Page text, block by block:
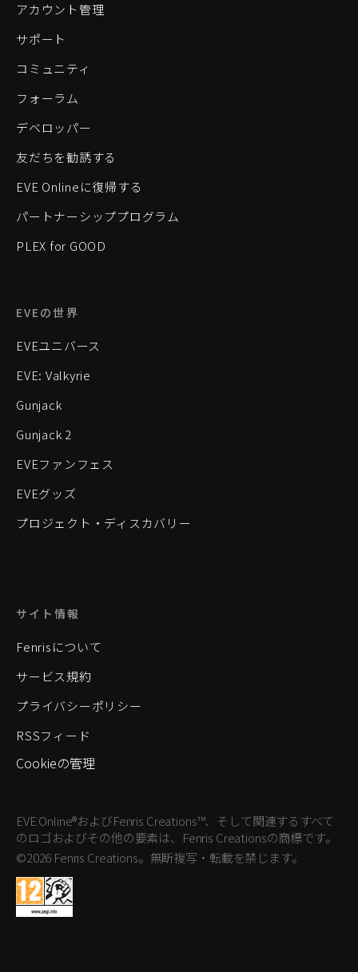
アカウント管理
サポート
コミュニティ
フォーラム
デベロッパー
友だちを勧誘する
EVE Onlineに復帰する
パートナーシッププログラム
PLEX for GOOD
EVEの世界
EVEユニバース
EVE: Valkyrie
Gunjack
Gunjack 2
EVEファンフェス
EVEグッズ
プロジェクト・ディスカバリー
サイト情報
Fenrisについて
サービス規約
プライバシーポリシー
RSSフィード
Cookieの管理
EVE Online®およびFenris Creations™、そして関連するすべて
のロゴおよびその他の要素は、Fenris Creationsの商標です。
©2026 Fenris Creations。無断複写・転載を禁じます。